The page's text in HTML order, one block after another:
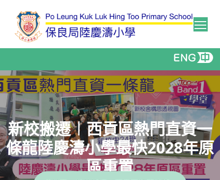
新校搬遷︱西貢區熱門直資一
條龍陸慶濤小學最快2028年原
區重置